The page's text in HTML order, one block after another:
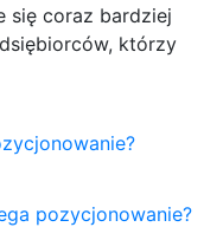
się coraz bardziej
którzy
pozycjonowanie?